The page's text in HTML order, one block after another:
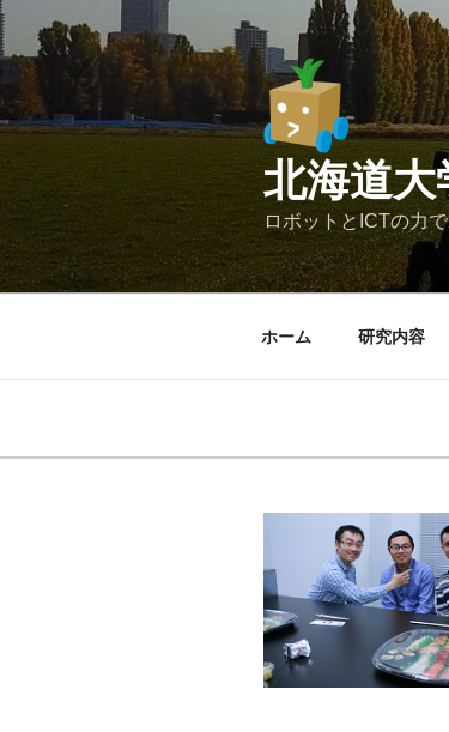
コ
ン
ン
ツ
キ
ッ
プ
北海道
ロボットとICTの力
ホーム 研究内容